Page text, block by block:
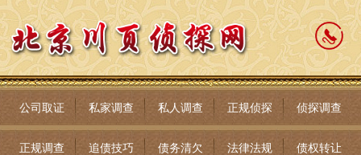
公司取证 私家调查 私人调查 正规侦探 侦探调查
正规调查 追债技巧 债务清欠 法律法规 债权转让